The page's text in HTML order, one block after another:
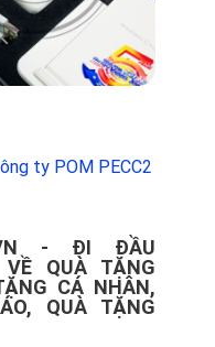
ty POM PECC2
- ĐI ĐẦU
QUÀ TẶNG
CÁ NHÂN,
QUÀ TẶNG